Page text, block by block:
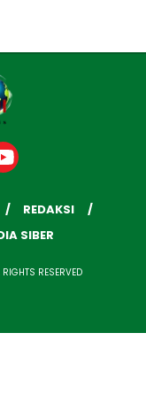
REDAKSI
SIBER
RESERVED